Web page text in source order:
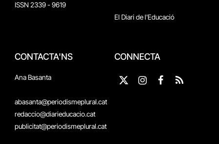
ISSN 2339 - 9619
El Diari de l'Educació
CONTACTA'NS
Ana Basanta
abasanta@periodismeplural.cat
redaccio@diarieducacio.cat
publicitat@periodismeplural.cat
CONNECTA
X
Instagram
Facebook
RSS